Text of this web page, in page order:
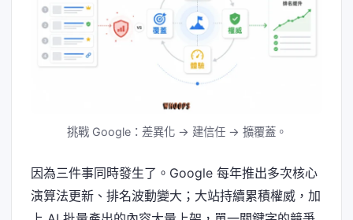
挑戰 Google：差異化 → 建信任 → 擴覆蓋。
因為三件事同時發生了。Google 每年推出多次核心
演算法更新、排名波動變大；大站持續累積權威，加